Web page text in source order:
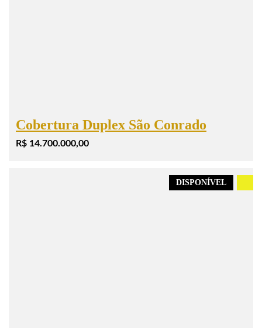
Cobertura Duplex São Conrado
R$ 14.700.000,00
DISPONÍVEL